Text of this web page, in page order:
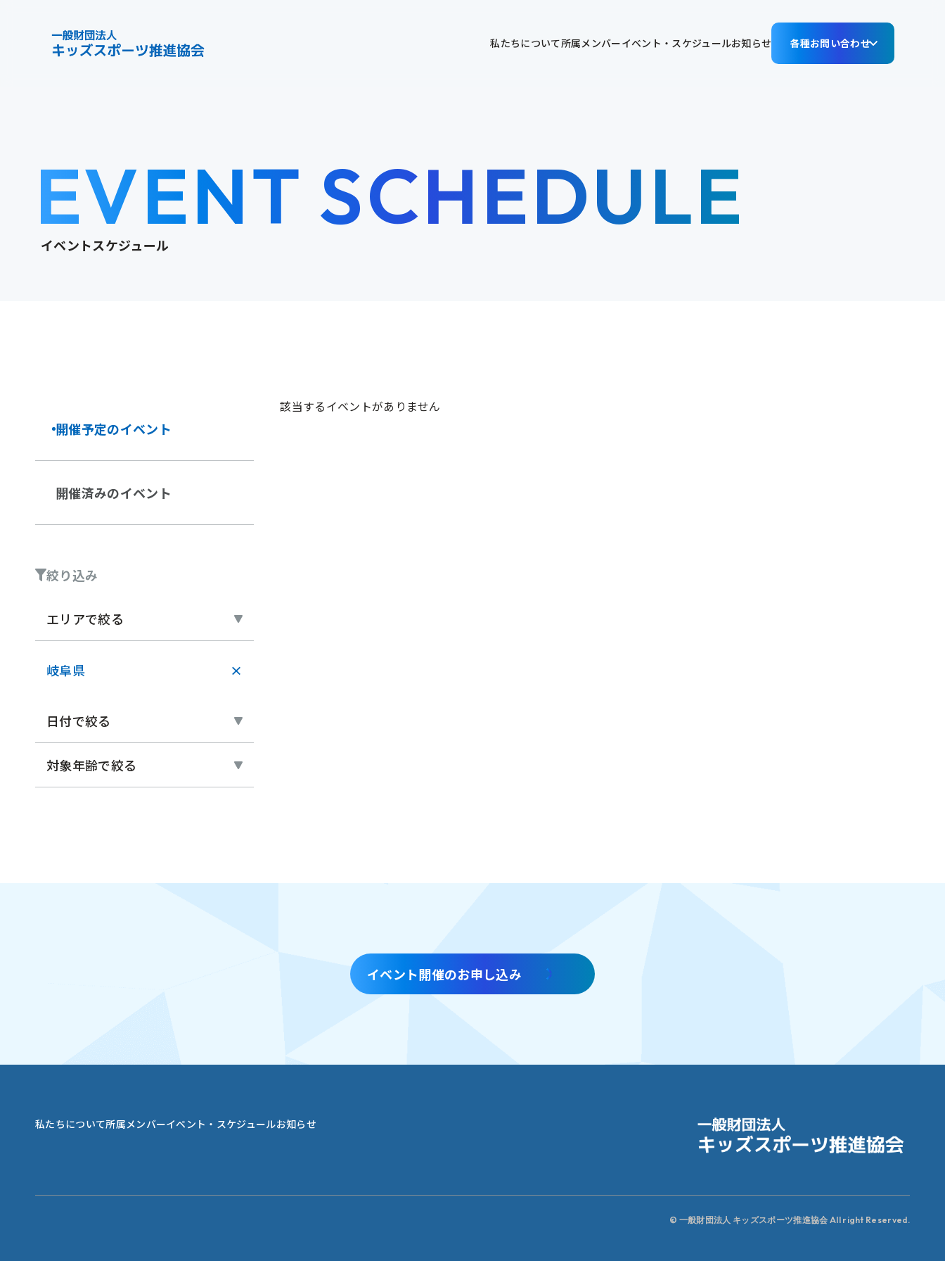
私たちについて所属メンバーイベント・スケジュールお知らせ 各種お問い合わせ
EVENT SCHEDULE
イベントスケジュール
開催予定のイベント
開催済みのイベント
絞り込み
エリアで絞る
岐阜県 ×
日付で絞る
対象年齢で絞る
該当するイベントがありません
イベント開催のお申し込み
私たちについて所属メンバーイベント・スケジュールお知らせ
© 一般財団法人 キッズスポーツ推進協会 All right Reserved.